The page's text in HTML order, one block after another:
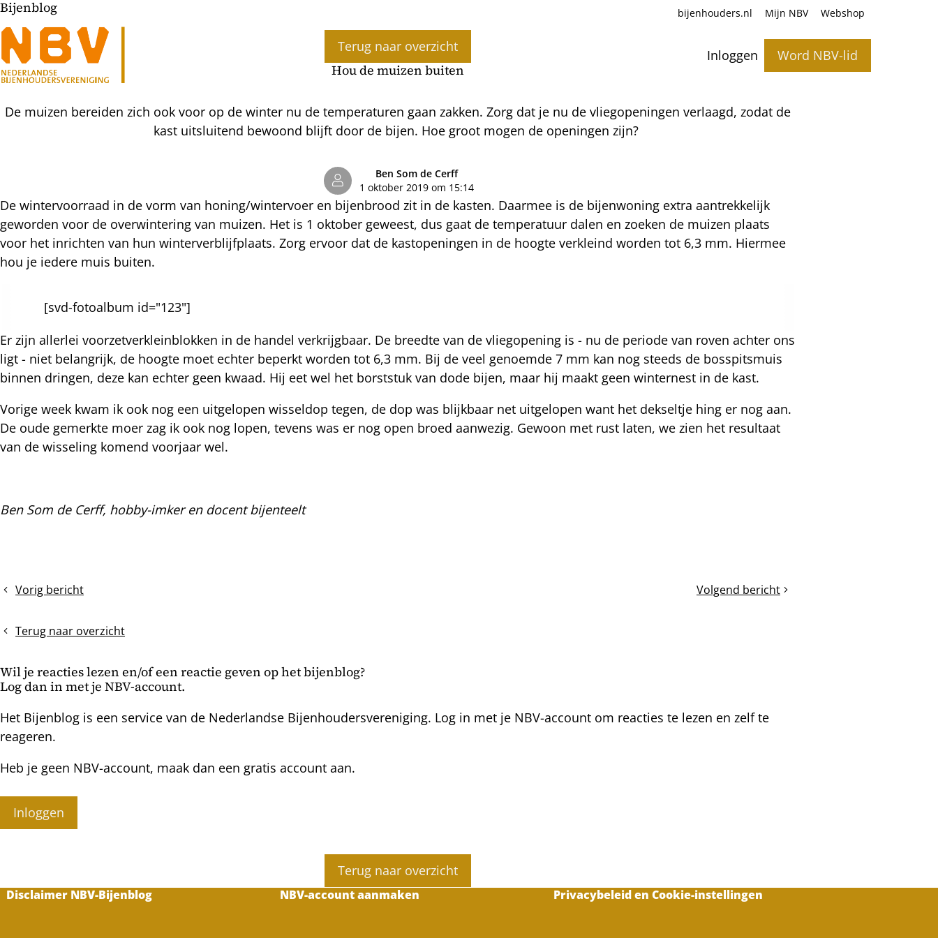
Inloggen Word NBV-lid
bijenhouders.nl Mijn NBV Webshop
Bijenblog
Terug naar overzicht
Hou de muizen buiten
De muizen bereiden zich ook voor op de winter nu de temperaturen gaan zakken. Zorg dat je nu de vliegopeningen verlaagd, zodat de
kast uitsluitend bewoond blijft door de bijen. Hoe groot mogen de openingen zijn?
Ben Som de Cerff
1 oktober 2019 om 15:14
De wintervoorraad in de vorm van honing/wintervoer en bijenbrood zit in de kasten. Daarmee is de bijenwoning extra aantrekkelijk
geworden voor de overwintering van muizen. Het is 1 oktober geweest, dus gaat de temperatuur dalen en zoeken de muizen plaats
voor het inrichten van hun winterverblijfplaats. Zorg ervoor dat de kastopeningen in de hoogte verkleind worden tot 6,3 mm. Hiermee
hou je iedere muis buiten.
[svd-fotoalbum id="123"]
Er zijn allerlei voorzetverkleinblokken in de handel verkrijgbaar. De breedte van de vliegopening is - nu de periode van roven achter ons
ligt - niet belangrijk, de hoogte moet echter beperkt worden tot 6,3 mm. Bij de veel genoemde 7 mm kan nog steeds de bosspitsmuis
binnen dringen, deze kan echter geen kwaad. Hij eet wel het borststuk van dode bijen, maar hij maakt geen winternest in de kast.
Vorige week kwam ik ook nog een uitgelopen wisseldop tegen, de dop was blijkbaar net uitgelopen want het dekseltje hing er nog aan.
De oude gemerkte moer zag ik ook nog lopen, tevens was er nog open broed aanwezig. Gewoon met rust laten, we zien het resultaat
van de wisseling komend voorjaar wel.
Ben Som de Cerff, hobby-imker en docent bijenteelt
Vorig bericht
MiniPlus
overwinteren
Volgend bericht
Varroaziekten
Terug naar overzicht
Wil je reacties lezen en/of een reactie geven op het bijenblog?
Log dan in met je NBV-account.
Het Bijenblog is een service van de Nederlandse Bijenhoudersvereniging. Log in met je NBV-account om reacties te lezen en zelf te
reageren.
Heb je geen NBV-account, maak dan een gratis account aan.
Inloggen
Terug naar overzicht
Disclaimer NBV-Bijenblog NBV-account aanmaken Privacybeleid en Cookie-instellingen